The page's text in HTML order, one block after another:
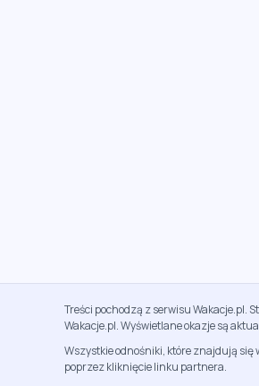
Treści pochodzą z serwisu Wakacje.pl.
Wakacje.pl. Wyświetlane okazje są
Wszystkie odnośniki, które znajdują
poprzez kliknięcie linku partnera.